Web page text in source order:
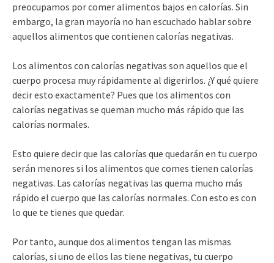
preocupamos por comer alimentos bajos en calorías. Sin
embargo, la gran mayoría no han escuchado hablar sobre
aquellos alimentos que contienen calorías negativas.
Los alimentos con calorías negativas son aquellos que el
cuerpo procesa muy rápidamente al digerirlos. ¿Y qué quiere
decir esto exactamente? Pues que los alimentos con
calorías negativas se queman mucho más rápido que las
calorías normales.
Esto quiere decir que las calorías que quedarán en tu cuerpo
serán menores si los alimentos que comes tienen calorías
negativas. Las calorías negativas las quema mucho más
rápido el cuerpo que las calorías normales. Con esto es con
lo que te tienes que quedar.
Por tanto, aunque dos alimentos tengan las mismas
calorías, si uno de ellos las tiene negativas, tu cuerpo